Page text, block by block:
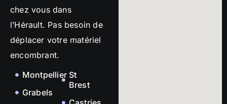
chez vous dans
l’Hérault. Pas besoin de
déplacer votre matériel
encombrant.
Montpellier
Grabels
St
Brest